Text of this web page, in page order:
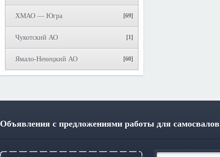
ХМАО — Югра [69]
Чукотский АО [1]
Ямало-Ненецкий АО [60]
Объявления с предложениями работы для